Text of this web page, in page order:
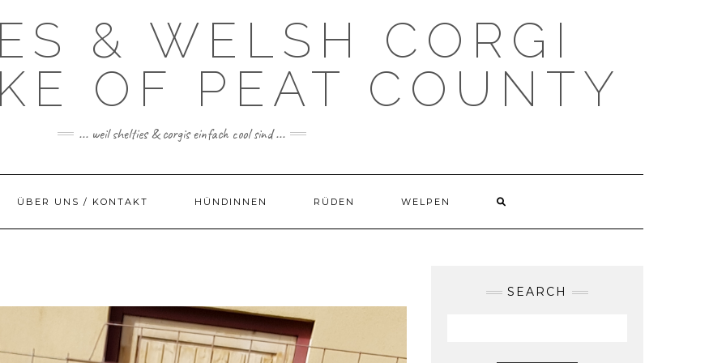
& WELSH CORGI
OF PEAT COUNTY
... weil shelties & corgis einfach cool sind ...
ÜBER UNS / KONTAKT HÜNDINNEN RÜDEN WELPEN
SEARCH